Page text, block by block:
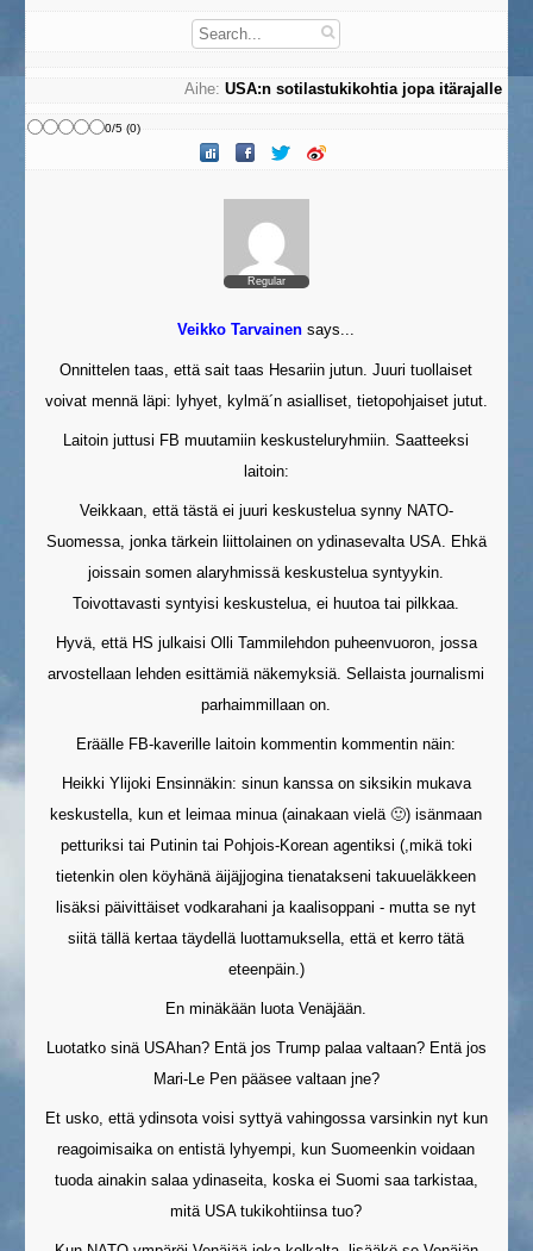
Aihe: USA:n sotilastukikohtia jopa itärajalle
0/5(0)
Regular
Veikko Tarvainen says...
Onnittelen taas, että sait taas Hesariin jutun. Juuri tuollaiset
voivat mennä läpi: lyhyet, kylmä´n asialliset, tietopohjaiset jutut.
Laitoin juttusi FB muutamiin keskusteluryhmiin. Saatteeksi
laitoin:
Veikkaan, että tästä ei juuri keskustelua synny NATO-
Suomessa, jonka tärkein liittolainen on ydinasevalta USA. Ehkä
joissain somen alaryhmissä keskustelua syntyykin.
Toivottavasti syntyisi keskustelua, ei huutoa tai pilkkaa.
Hyvä, että HS julkaisi Olli Tammilehdon puheenvuoron, jossa
arvostellaan lehden esittämiä näkemyksiä. Sellaista journalismi
parhaimmillaan on.
Eräälle FB-kaverille laitoin kommentin kommentin näin:
Heikki Ylijoki Ensinnäkin: sinun kanssa on siksikin mukava
keskustella, kun et leimaa minua (ainakaan vielä 🙂) isänmaan
petturiksi tai Putinin tai Pohjois-Korean agentiksi (,mikä toki
tietenkin olen köyhänä äijäjjogina tienatakseni takuueläkkeen
lisäksi päivittäiset vodkarahani ja kaalisoppani - mutta se nyt
siitä tällä kertaa täydellä luottamuksella, että et kerro tätä
eteenpäin.)
En minäkään luota Venäjään.
Luotatko sinä USAhan? Entä jos Trump palaa valtaan? Entä jos
Mari-Le Pen pääsee valtaan jne?
Et usko, että ydinsota voisi syttyä vahingossa varsinkin nyt kun
reagoimisaika on entistä lyhyempi, kun Suomeenkin voidaan
tuoda ainakin salaa ydinaseita, koska ei Suomi saa tarkistaa,
mitä USA tukikohtiinsa tuo?